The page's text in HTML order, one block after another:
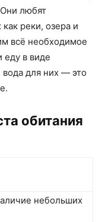
любят
реки, озера и
всё необходимое
еду в виде
для них — это
обитания
небольших